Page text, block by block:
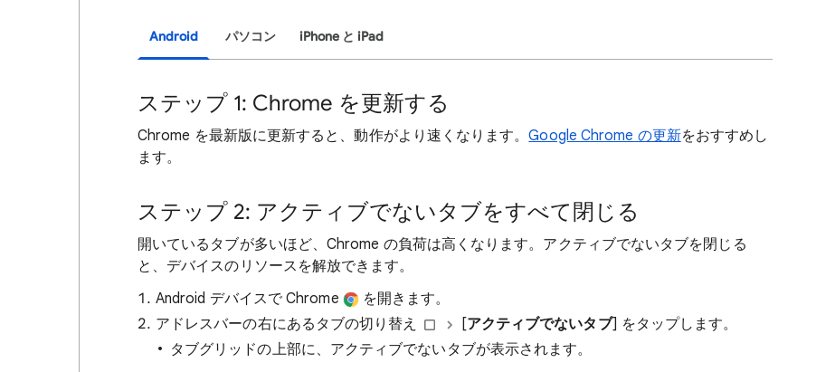
Android パソコン iPhone と iPad
ステップ 1: Chrome を更新する
Chrome を最新版に更新すると、動作がより速くなります。Google Chrome の更新をおすすめし
ます。
ステップ 2: アクティブでないタブをすべて閉じる
開いているタブが多いほど、Chrome の負荷は高くなります。アクティブでないタブを閉じる
と、デバイスのリソースを解放できます。
Android デバイスで Chrome
を開きます。
アドレスバーの右にあるタブの切り替え
[アクティブでないタブ] をタップします。
タブグリッドの上部に、アクティブでないタブが表示されます。